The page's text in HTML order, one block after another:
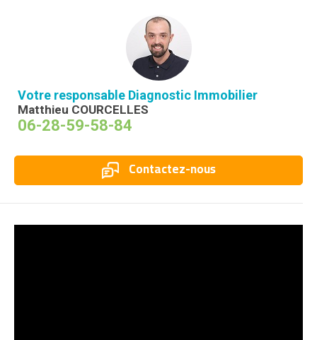
Votre responsable Diagnostic Immobilier
Matthieu COURCELLES
06-28-59-58-84
Contactez-nous